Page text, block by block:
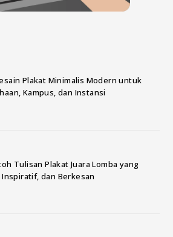
Plakat Minimalis Modern untuk
Kampus, dan Instansi
Tulisan Plakat Juara Lomba yang
Inspiratif, dan Berkesan